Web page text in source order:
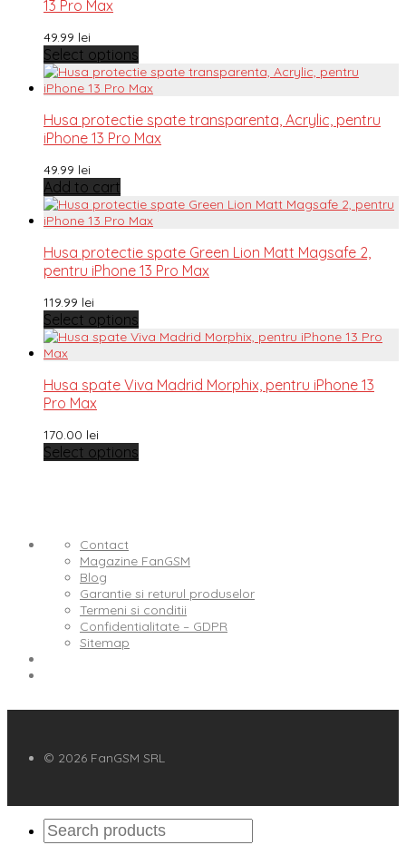
13 Pro Max
49.99 lei
Select options
Husa protectie spate transparenta, Acrylic, pentru
iPhone 13 Pro Max
49.99 lei
Add to cart
Husa protectie spate Green Lion Matt Magsafe 2,
pentru iPhone 13 Pro Max
119.99 lei
Select options
Husa spate Viva Madrid Morphix, pentru iPhone 13
Pro Max
170.00 lei
Select options
Contact
Magazine FanGSM
Blog
Garantie si returul produselor
Termeni si conditii
Confidentialitate – GDPR
Sitemap
© 2026 FanGSM SRL